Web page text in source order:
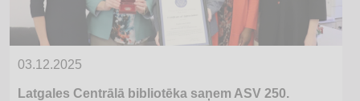
03.12.2025
Latgales Centrālā bibliotēka saņem ASV 250.